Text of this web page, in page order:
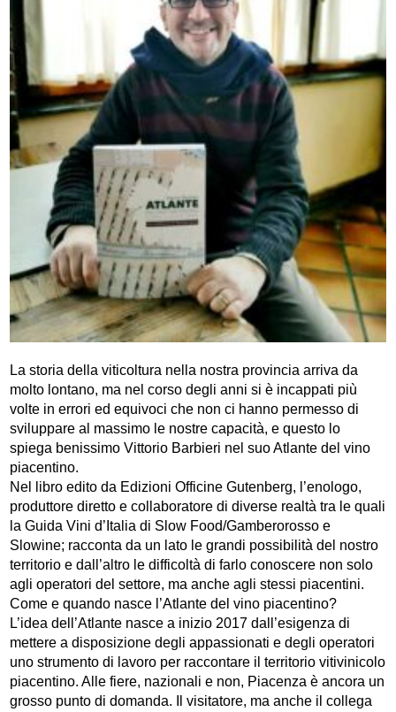
La storia della viticoltura nella nostra provincia arriva da
molto lontano, ma nel corso degli anni si è incappati più
volte in errori ed equivoci che non ci hanno permesso di
sviluppare al massimo le nostre capacità, e questo lo
spiega benissimo Vittorio Barbieri nel suo Atlante del vino
piacentino.
Nel libro edito da Edizioni Officine Gutenberg, l’enologo,
produttore diretto e collaboratore di diverse realtà tra le quali
la Guida Vini d’Italia di Slow Food/Gamberorosso e
Slowine; racconta da un lato le grandi possibilità del nostro
territorio e dall’altro le difficoltà di farlo conoscere non solo
agli operatori del settore, ma anche agli stessi piacentini.
Come e quando nasce l’Atlante del vino piacentino?
L’idea dell’Atlante nasce a inizio 2017 dall’esigenza di
mettere a disposizione degli appassionati e degli operatori
uno strumento di lavoro per raccontare il territorio vitivinicolo
piacentino. Alle fiere, nazionali e non, Piacenza è ancora un
grosso punto di domanda. Il visitatore, ma anche il collega